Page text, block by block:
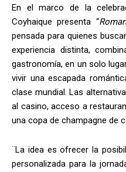
En el marco de la
Coyhaique presenta “
pensada para quienes
experiencia distinta,
gastronomía, en un solo
vivir una escapada
clase mundial. Las
al casino, acceso a
una copa de champagne de
¨La idea es ofrecer la
personalizada para la